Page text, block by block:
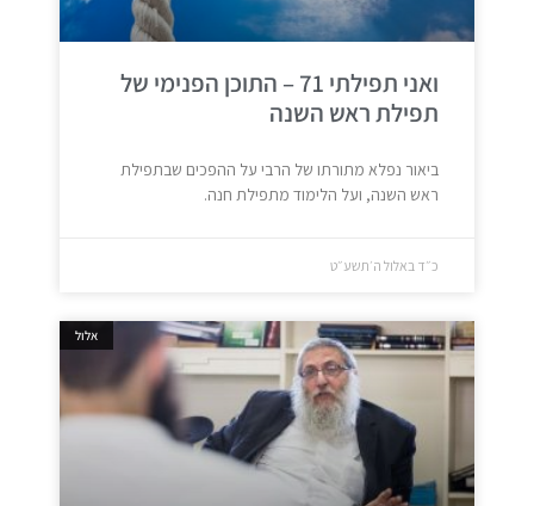
ואני תפילתי 71 – התוכן הפנימי של
תפילת ראש השנה
ביאור נפלא מתורתו של הרבי על ההפכים שבתפילת
ראש השנה, ועל הלימוד מתפילת חנה.
כ״ד באלול ה׳תשע״ט
אלול